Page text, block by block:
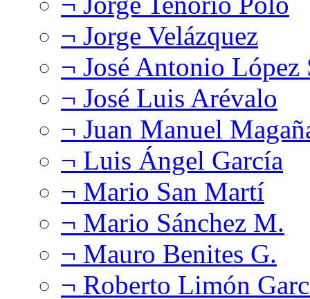
¬ Jorge Velázquez
¬ José Antonio López
¬ José Luis Arévalo
¬ Juan Manuel
¬ Luis Ángel García
¬ Mario San Martí
¬ Mario Sánchez M.
¬ Mauro Benites G.
¬ Roberto Limón